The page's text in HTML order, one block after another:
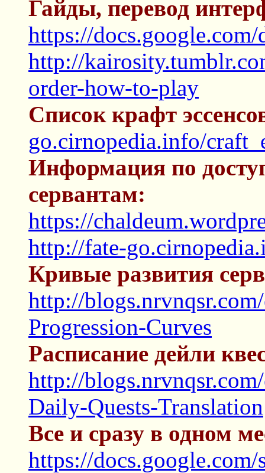
Гайды, перевод
https://
http://
order-how-to-play
Список крафт
go.cirnopedia.info/
Информация по
сервантам:
https://
http://fate-
Кривые развития
http://
Progression-Curves
Расписание дейли
http://
Daily-Quests-Translation
Все и сразу в одном
https://